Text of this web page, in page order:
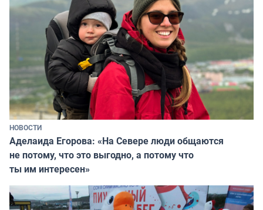
НОВОСТИ
Аделаида Егорова: «На Севере люди общаются
не потому, что это выгодно, а потому что
ты им интересен»